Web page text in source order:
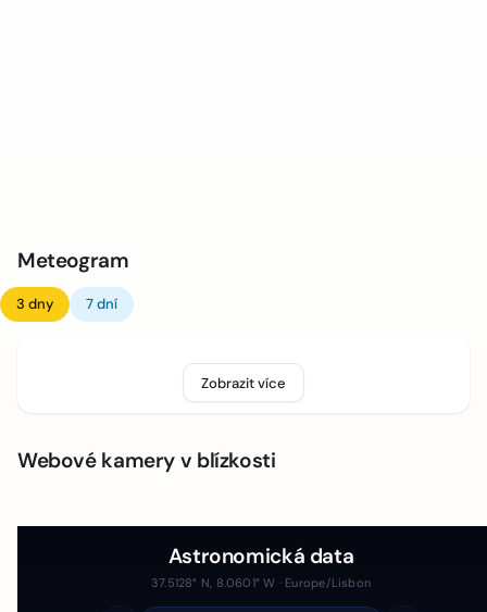
Meteogram
3 dny 7 dní
Zobrazit více
Webové kamery v blízkosti
Astronomická data
37.5128° N, 8.0601° W · Europe/Lisbon